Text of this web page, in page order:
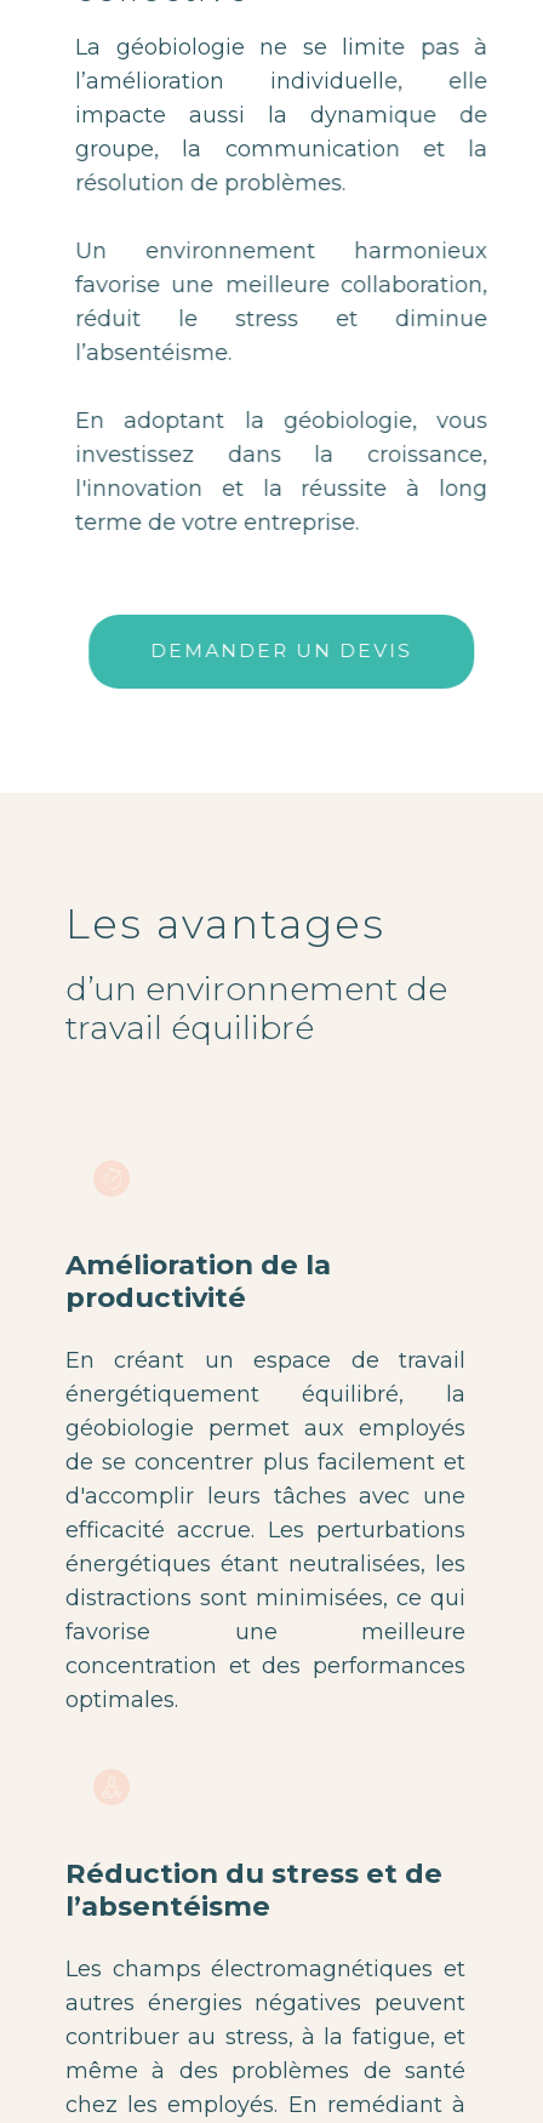
La géobiologie ne se limite pas à
l’amélioration individuelle, elle
impacte aussi la dynamique de
groupe, la communication et la
résolution de problèmes.
Un environnement harmonieux
favorise une meilleure collaboration,
réduit le stress et diminue
l’absentéisme.
En adoptant la géobiologie, vous
investissez dans la croissance,
l'innovation et la réussite à long
terme de votre entreprise.
DEMANDER UN DEVIS
Les avantages
d’un environnement de
travail équilibré
Amélioration de la
productivité
En créant un espace de travail
énergétiquement équilibré, la
géobiologie permet aux employés
de se concentrer plus facilement et
d'accomplir leurs tâches avec une
efficacité accrue. Les perturbations
énergétiques étant neutralisées, les
distractions sont minimisées, ce qui
favorise une meilleure
concentration et des performances
optimales.
Réduction du stress et de
l’absentéisme
Les champs électromagnétiques et
autres énergies négatives peuvent
contribuer au stress, à la fatigue, et
même à des problèmes de santé
chez les employés. En remédiant à